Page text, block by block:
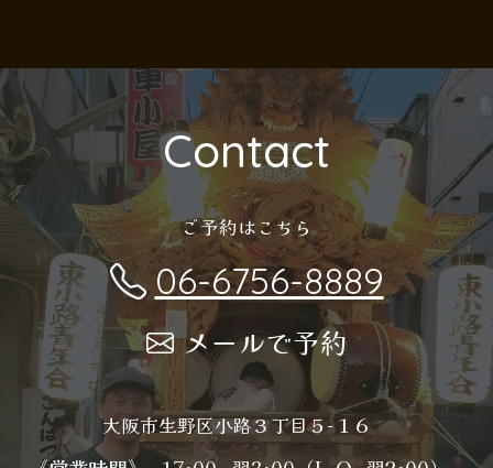
Contact
ご予約はこちら
06-6756-8889
メールで予約
大阪市生野区小路３丁目５−１６